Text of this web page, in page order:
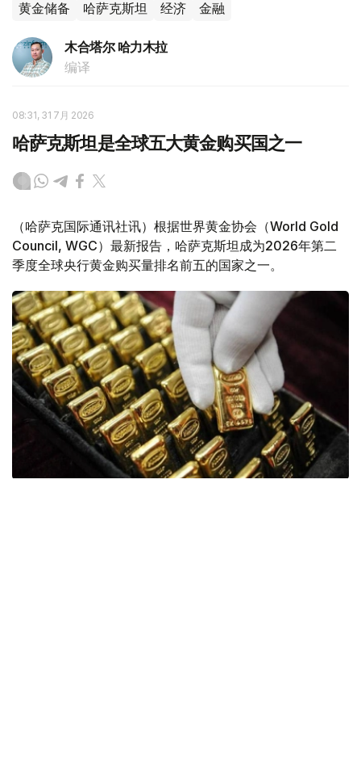
黄金储备 哈萨克斯坦 经济 金融
木合塔尔 哈力木拉
编译
08:31, 31 7月 2026
哈萨克斯坦是全球五大黄金购买国之一
（哈萨克国际通讯社讯）根据世界黄金协会（World Gold
Council, WGC）最新报告，哈萨克斯坦成为2026年第二
季度全球央行黄金购买量排名前五的国家之一。